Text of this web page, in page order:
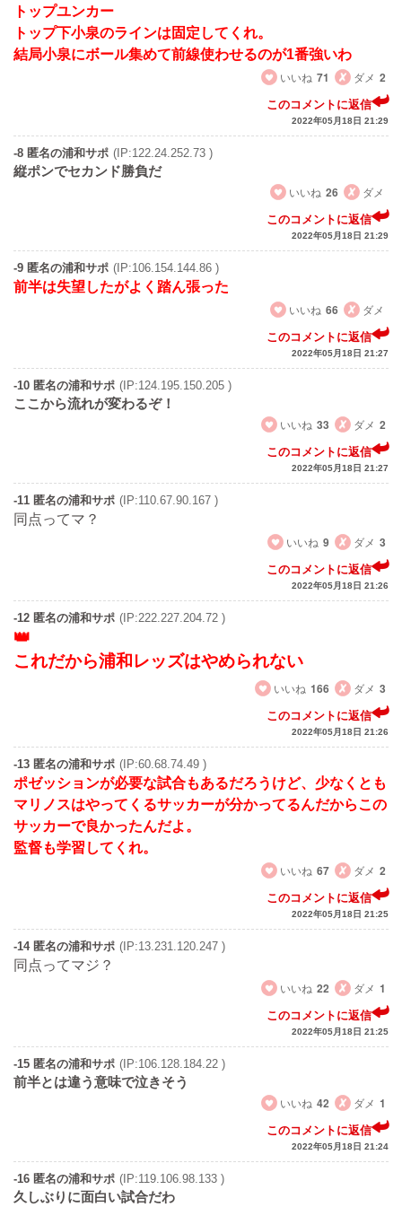
トップユンカー
トップ下小泉のラインは固定してくれ。
結局小泉にボール集めて前線使わせるのが1番強いわ
いいね 71 ダメ 2
このコメントに返信
2022年05月18日 21:29
-8 匿名の浦和サポ (IP:122.24.252.73 )
縦ポンでセカンド勝負だ
いいね 26 ダメ
このコメントに返信
2022年05月18日 21:29
-9 匿名の浦和サポ (IP:106.154.144.86 )
前半は失望したがよく踏ん張った
いいね 66 ダメ
このコメントに返信
2022年05月18日 21:27
-10 匿名の浦和サポ (IP:124.195.150.205 )
ここから流れが変わるぞ！
いいね 33 ダメ 2
このコメントに返信
2022年05月18日 21:27
-11 匿名の浦和サポ (IP:110.67.90.167 )
同点ってマ？
いいね 9 ダメ 3
このコメントに返信
2022年05月18日 21:26
-12 匿名の浦和サポ (IP:222.227.204.72 )
これだから浦和レッズはやめられない
いいね 166 ダメ 3
このコメントに返信
2022年05月18日 21:26
-13 匿名の浦和サポ (IP:60.68.74.49 )
ポゼッションが必要な試合もあるだろうけど、少なくとも
マリノスはやってくるサッカーが分かってるんだからこの
サッカーで良かったんだよ。
監督も学習してくれ。
いいね 67 ダメ 2
このコメントに返信
2022年05月18日 21:25
-14 匿名の浦和サポ (IP:13.231.120.247 )
同点ってマジ？
いいね 22 ダメ 1
このコメントに返信
2022年05月18日 21:25
-15 匿名の浦和サポ (IP:106.128.184.22 )
前半とは違う意味で泣きそう
いいね 42 ダメ 1
このコメントに返信
2022年05月18日 21:24
-16 匿名の浦和サポ (IP:119.106.98.133 )
久しぶりに面白い試合だわ